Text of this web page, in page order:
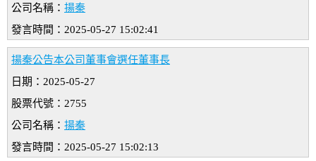
公司名稱： 揚秦
發言時間：2025-05-27 15:02:41
揚秦公告本公司董事會選任董事長
日期：2025-05-27
股票代號：2755
公司名稱： 揚秦
發言時間：2025-05-27 15:02:13